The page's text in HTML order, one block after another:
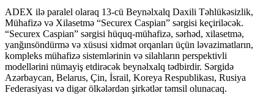
ADEX ilə paralel olaraq 13-cü Beynəlxalq Daxili Təhlükəsizlik,
Mühafizə və Xilasetmə “Securex Caspian” sərgisi keçiriləcək.
“Securex Caspian” sərgisi hüquq-mühafizə, sərhəd, xilasetmə,
yanğınsöndürmə və xüsusi xidmət orqanları üçün ləvazimatların,
kompleks mühafizə sistemlərinin və silahların perspektivli
modellərini nümayiş etdirəcək beynəlxalq tədbirdir. Sərgidə
Azərbaycan, Belarus, Çin, İsrail, Koreya Respublikası, Rusiya
Federasiyası və digər ölkələrdən şirkətlər təmsil olunacaq.